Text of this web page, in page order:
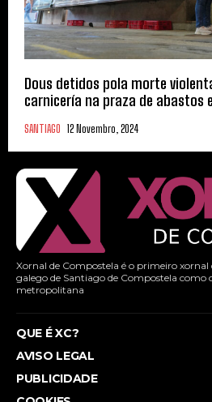
Dous detidos pola morte
carnicería na praza de abastos
SANTIAGO 12 Novembro, 2024
Xornal de Compostela é o primeiro
galego de Santiago de Compostela como
metropolitana
QUE É XC?
AVISO LEGAL
PUBLICIDADE